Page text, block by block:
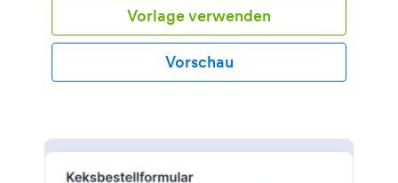
Vorlage verwenden
Vorschau